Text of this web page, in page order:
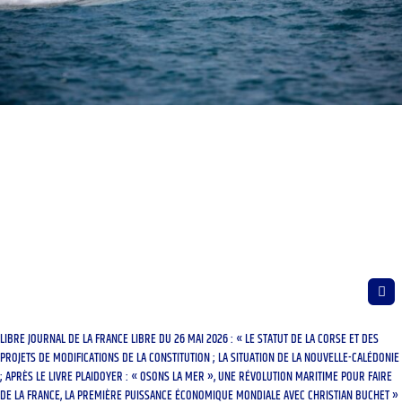
LIBRE JOURNAL DE LA FRANCE LIBRE DU 26 MAI 2026 : « LE STATUT DE LA CORSE ET DES
PROJETS DE MODIFICATIONS DE LA CONSTITUTION ; LA SITUATION DE LA NOUVELLE-CALÉDONIE
; APRÈS LE LIVRE PLAIDOYER : « OSONS LA MER », UNE RÉVOLUTION MARITIME POUR FAIRE
DE LA FRANCE, LA PREMIÈRE PUISSANCE ÉCONOMIQUE MONDIALE AVEC CHRISTIAN BUCHET »